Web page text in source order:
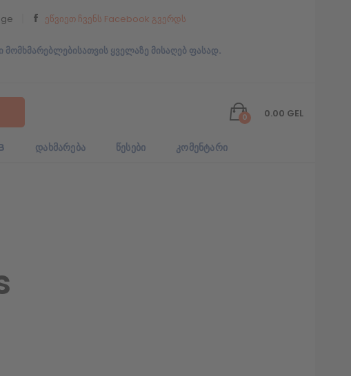
ეწვიეთ ჩვენს Facebook გვერდს
მომხმარებლებისათვის ყველაზე მისაღებ ფასად.
0 0.00 GEL
ᲓᲐᲮᲛᲐᲠᲔᲑᲐ ᲬᲔᲡᲔᲑᲘ ᲙᲝᲛᲔᲜᲢᲐᲠᲘ